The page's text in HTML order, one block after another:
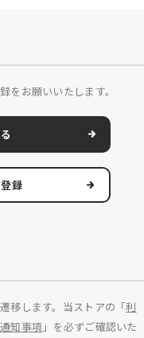
をお願いいたします。
録
移します。当ストアの「利
知事項 」を必ずご確認いた